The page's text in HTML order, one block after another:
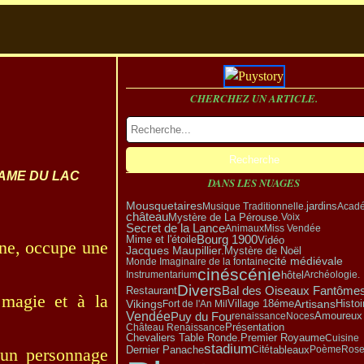
DU LAC
occupe une
et à la
personnage
CHERCHEZ UN ARTICLE.
DANS LES NUAGES
MousquetairesMusique Traditionnelle. jardins
châteauMystère de La Pérouse. Voix
Secret de la LanceAnimauxMiss Vendée
Mime et l'étoileBourg 1900Vidéo
Jacques Maupillier.Mystère de Noël
Monde Imaginaire de la fontainecité médiévale
InstrumentariumcinéscéniehôtelArchéologie.
RestaurantDiversBal des Oiseaux
VikingsFort de l'An Mil Village 18émeArtisans
VendéePuy du Fourenaissance NocesAmoureux
Château Renaissance Présentation
Chevaliers Table Ronde. Premier RoyaumeCuisine
Dernier PanachestadiumCitétableaux Poème Rose